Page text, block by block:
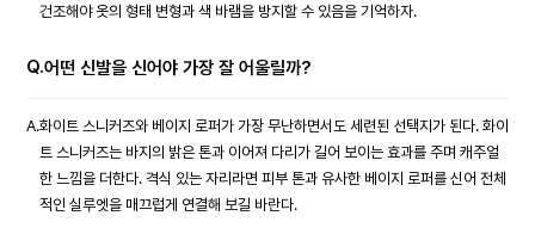
건조해야 옷의 형태 변형과 색 바램을 방지할 수 있음을 기억하자.
Q.어떤 신발을 신어야 가장 잘 어울릴까?
A.화이트 스니커즈와 베이지 로퍼가 가장 무난하면서도 세련된 선택지가 된다. 화이
트 스니커즈는 바지의 밝은 톤과 이어져 다리가 길어 보이는 효과를 주며 캐주얼
한 느낌을 더한다. 격식 있는 자리라면 피부 톤과 유사한 베이지 로퍼를 신어 전체
적인 실루엣을 매끄럽게 연결해 보길 바란다.